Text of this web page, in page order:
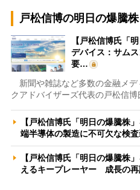
戸松信博の明日の爆騰株
【戸松信博氏「
デバイス：サム
要…
新聞や雑誌など多数の金融メデ
クアドバイザーズ代表の戸松信博
【戸松信博氏「明日の爆騰株
端半導体の製造に不可欠な検
【戸松信博氏「明日の爆騰株
えるキープレーヤー 成長の